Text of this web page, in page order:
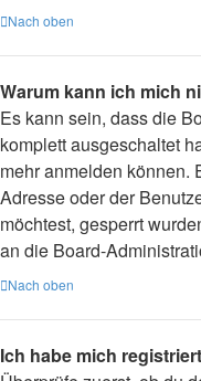
Nach oben
Warum kann ich mich
Es kann sein, dass die
komplett ausgeschaltet
mehr anmelden können.
Adresse oder der
möchtest, gesperrt
an die Board-
Nach oben
Ich habe mich